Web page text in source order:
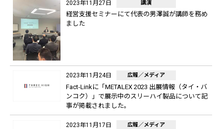
2023年11月27日 講演
経営支援セミナーにて代表の男澤誠が講師を務め
ました
2023年11月24日 広報／メディア
Fact-Linkに「METALEX 2023 出展情報（タイ・バ
ンコク）」で展示中のスリーハイ製品について記
事が掲載されました。
2023年11月17日 広報／メディア